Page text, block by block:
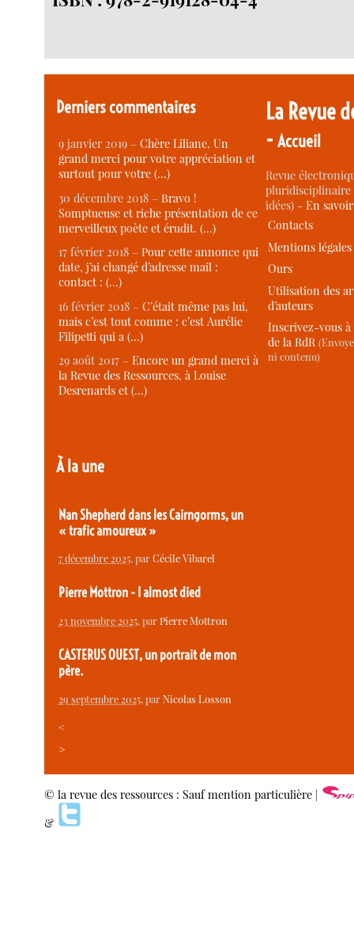
Derniers commentaires
9 janvier 2019 –Chère Liliane, Un
grand merci pour votre appréciation et
surtout pour votre (…)
30 décembre 2018 –Bravo !
Somptueuse et riche présentation de ce
merveilleux poète et érudit. (…)
17 février 2018 –Pour cette annonce qui
date, j’ai changé d’adresse mail :
contact : (…)
16 février 2018 –C’était même pas lui,
mais c’est tout comme : c’est Aurélie
Filipetti qui a (…)
29 août 2017 –Encore un grand merci à
la Revue des Ressources, à Louise
Desrenards et (…)
À la une
Nan Shepherd dans les Cairngorms, un
« trafic amoureux »
7 décembre 2025, parCécile Vibarel
Pierre Mottron - I almost died
23 novembre 2025, parPierre Mottron
CASTERUS OUEST, un portrait de mon
père.
29 septembre 2025, parNicolas Losson
<
>
La Revue
-Accueil
Revue
idées) -En
Contacts
Mentions légales
Ours
Utilisation des
d’auteurs
Inscrivez-vous
de la RdR
ni contenu)
© la revue des ressources : Sauf mention particulière |
&